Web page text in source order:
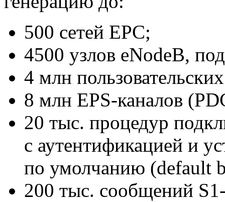
500 сетей EPC;
4500 узлов eNodeB,
4 млн
8 млн EPS-каналов
20 тыс. процедур
с аутентификацией и
по умолчанию (default
200 тыс. сообщений